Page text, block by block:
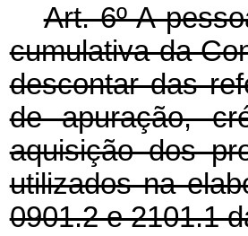
Art. 6º A
cumulativa da
descontar das
de apuração,
aquisição dos
utilizados na
0901.2 e 2101.1